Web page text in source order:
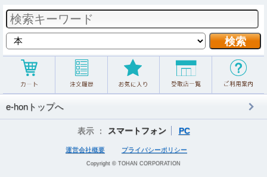
e-honトップへ
表示 ： スマートフォン PC
運営会社概要 プライバシーポリシー
Copyright © TOHAN CORPORATION